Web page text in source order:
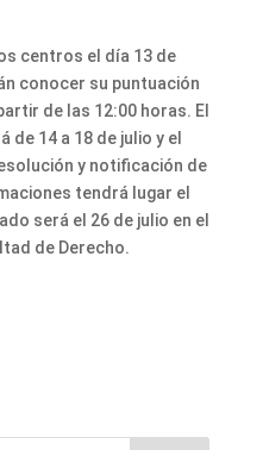
centros el día 13 de
conocer su puntuación
de las 12:00 horas. El
14 a 18 de julio y el
y notificación de
tendrá lugar el
será el 26 de julio en el
de Derecho.